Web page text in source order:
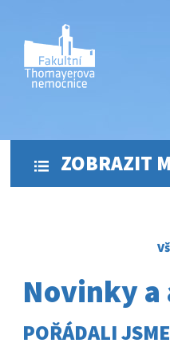
ZOBRAZIT
Novinky
POŘÁDALI